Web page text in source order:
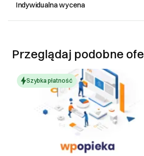
Indywidualna wycena
Przeglądaj podobne
Szybka płatność